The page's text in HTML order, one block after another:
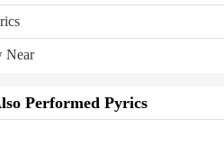
Near
Performed Pyrics